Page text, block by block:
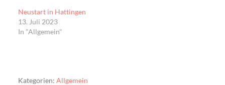
Neustart in Hattingen
13. Juli 2023
In "Allgemein"
Kategorien: Allgemein